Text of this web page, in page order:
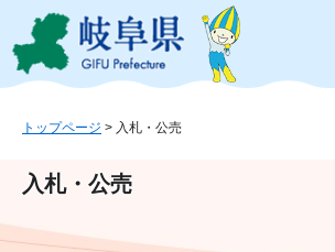
ジ
ュ
文
このページの本文へ
トップページ > 入札・公売
入札・公売